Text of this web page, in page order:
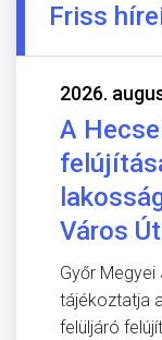
Friss
2026.
A
Város
Győr
tájékoztatja
felüljáró